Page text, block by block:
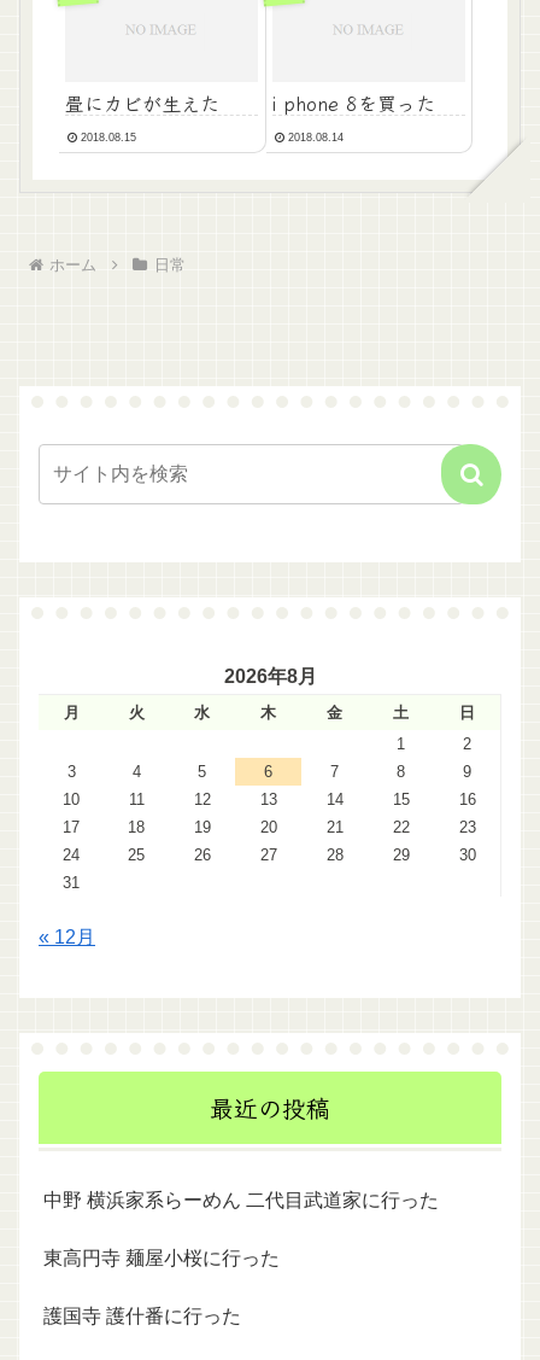
畳にカビが生えた
2018.08.15
i phone 8を買った
2018.08.14
ホーム 日常
2026年8月
月 火 水 木 金 土
日
1
2
3
4 5 6 7 8
9
10
11 12 13 14 15
16
17
18 19 20 21 22
23
24
25 26 27 28 29
30
31
« 12月
最近の投稿
中野 横浜家系らーめん 二代目武道家に行った
東高円寺 麺屋小桜に行った
護国寺 護什番に行った